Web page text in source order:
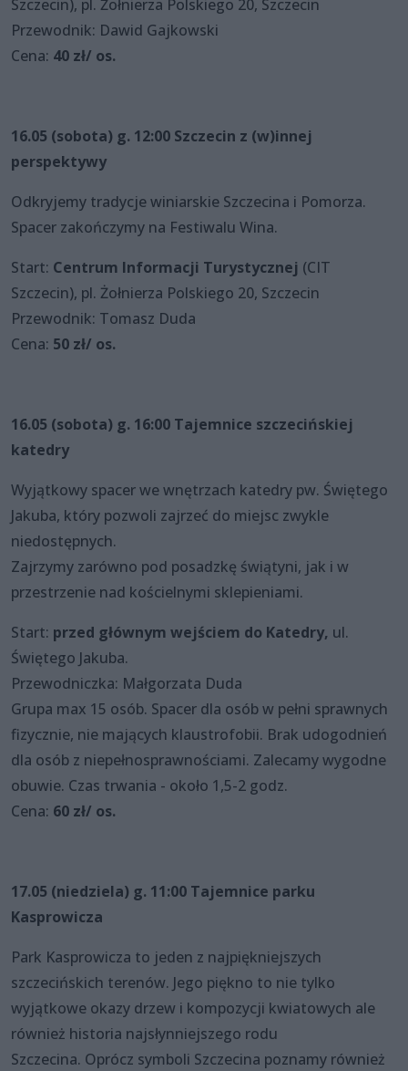
Szczecin), pl. Żołnierza Polskiego 20, Szczecin
Przewodnik: Dawid Gajkowski
Cena: 40 zł/ os.
16.05 (sobota) g. 12:00 Szczecin z (w)innej
perspektywy
Odkryjemy tradycje winiarskie Szczecina i Pomorza.
Spacer zakończymy na Festiwalu Wina.
Start: Centrum Informacji Turystycznej (CIT
Szczecin), pl. Żołnierza Polskiego 20, Szczecin
Przewodnik: Tomasz Duda
Cena: 50 zł/ os.
16.05 (sobota) g. 16:00 Tajemnice szczecińskiej
katedry
Wyjątkowy spacer we wnętrzach katedry pw. Świętego
Jakuba, który pozwoli zajrzeć do miejsc zwykle
niedostępnych.
Zajrzymy zarówno pod posadzkę świątyni, jak i w
przestrzenie nad kościelnymi sklepieniami.
Start: przed głównym wejściem do Katedry, ul.
Świętego Jakuba.
Przewodniczka: Małgorzata Duda
Grupa max 15 osób. Spacer dla osób w pełni sprawnych
fizycznie, nie mających klaustrofobii. Brak udogodnień
dla osób z niepełnosprawnościami. Zalecamy wygodne
obuwie. Czas trwania - około 1,5-2 godz.
Cena: 60 zł/ os.
17.05 (niedziela) g. 11:00 Tajemnice parku
Kasprowicza
Park Kasprowicza to jeden z najpiękniejszych
szczecińskich terenów. Jego piękno to nie tylko
wyjątkowe okazy drzew i kompozycji kwiatowych ale
również historia najsłynniejszego rodu
Szczecina. Oprócz symboli Szczecina poznamy również